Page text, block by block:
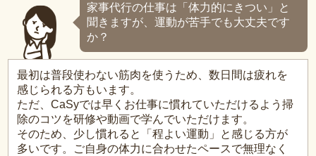
家事代行の仕事は「体力的にきつい」と
聞きますが、運動が苦手でも大丈夫です
か？
最初は普段使わない筋肉を使うため、数日間は疲れを
感じられる方もいます。
ただ、CaSyでは早くお仕事に慣れていただけるよう掃
除のコツを研修や動画で学んでいただけます。
そのため、少し慣れると「程よい運動」と感じる方が
多いです。ご自身の体力に合わせたペースで無理なく